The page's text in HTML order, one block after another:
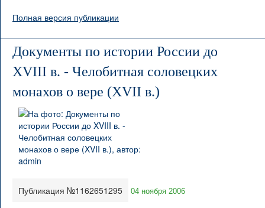
Полная версия публикации
Документы по истории России до
XVIII в. - Челобитная соловецких
монахов о вере (XVII в.)
Публикация №1162651295 04 ноября 2006